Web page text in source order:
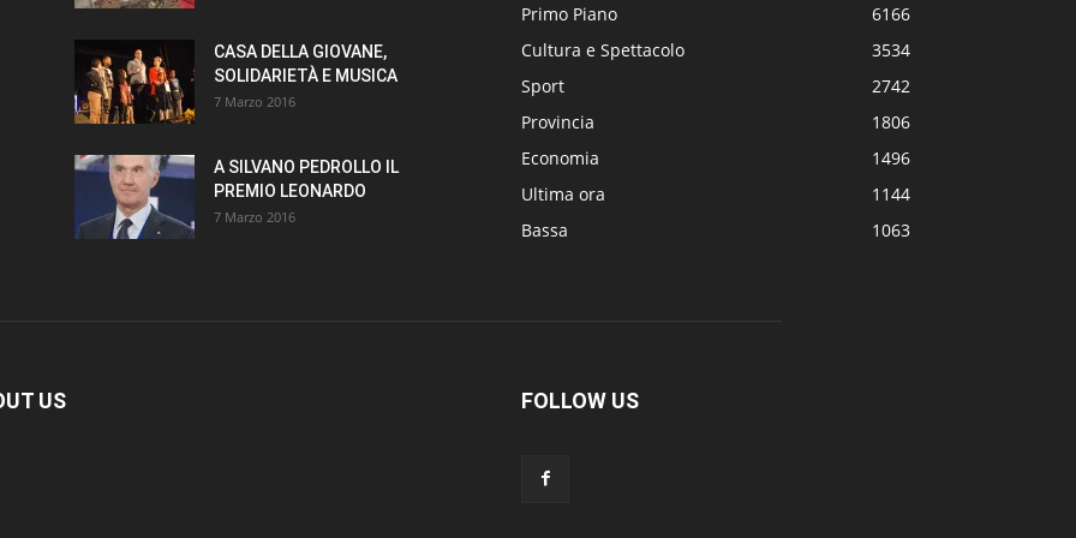
CASA DELLA GIOVANE,
SOLIDARIETÀ E MUSICA
7 Marzo 2016
A SILVANO PEDROLLO IL
PREMIO LEONARDO
7 Marzo 2016
Primo Piano
6166
Cultura e Spettacolo
3534
Sport
2742
Provincia
1806
Economia
1496
Ultima ora
1144
Bassa
1063
US FOLLOW US